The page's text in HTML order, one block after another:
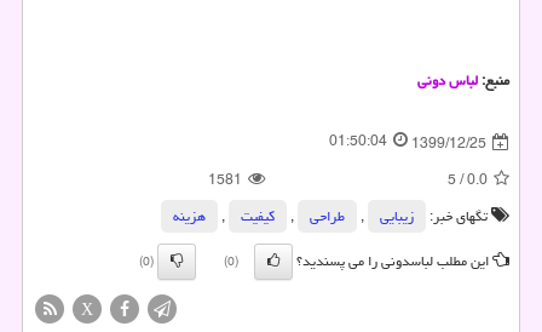
منبع:لباس دونی
1399/12/25
01:50:04
0.0
/
5
1581
تگهای خبر:
زیبایی , طراحی , كیفیت ,
هزینه
این مطلب لباسدونی را می پسندید؟
(0)
(0)
X